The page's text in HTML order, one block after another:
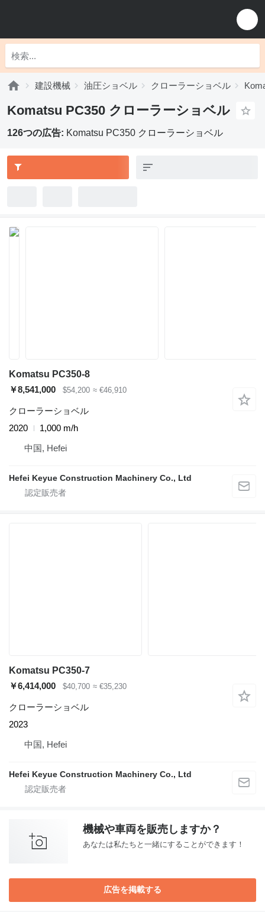
建設機械 油圧ショベル クローラーショベル
Komatsu PC350 クローラーショベル
126つの広告: Komatsu PC350 クローラーショベル
Komatsu PC350-8
￥8,541,000
$54,200 ≈ €46,910
クローラーショベル
2020
1,000 m/h
中国, Hefei
Hefei Keyue Construction Machinery Co., Ltd
Komatsu PC350-7
￥6,414,000
$40,700 ≈ €35,230
クローラーショベル
2023
中国, Hefei
Hefei Keyue Construction Machinery Co., Ltd
機械や車両を販売しますか？
あなたは私たちと一緒にすることができます！
広告を掲載する